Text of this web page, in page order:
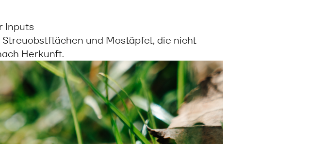
Inputs
und Mostäpfel, die nicht
Herkunft.